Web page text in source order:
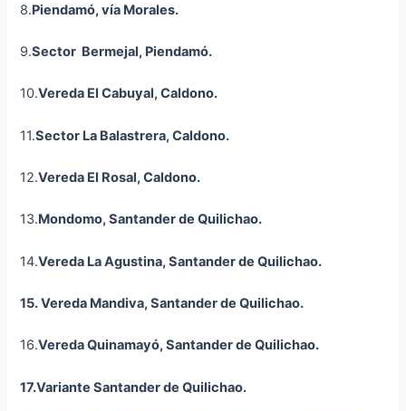
8.Piendamó, vía Morales.
9.Sector Bermejal, Piendamó.
10.Vereda El Cabuyal, Caldono.
11.Sector La Balastrera, Caldono.
12.Vereda El Rosal, Caldono.
13.Mondomo, Santander de Quilichao.
14.Vereda La Agustina, Santander de Quilichao.
15. Vereda Mandiva, Santander de Quilichao.
16.VeredaQuinamayó, Santander de Quilichao.
17.Variante Santander de Quilichao.